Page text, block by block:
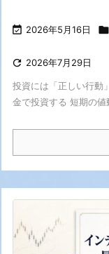
 2026年5月16日 
 2026年7月29日
投資には「正しい行動
金で投資する 短期の